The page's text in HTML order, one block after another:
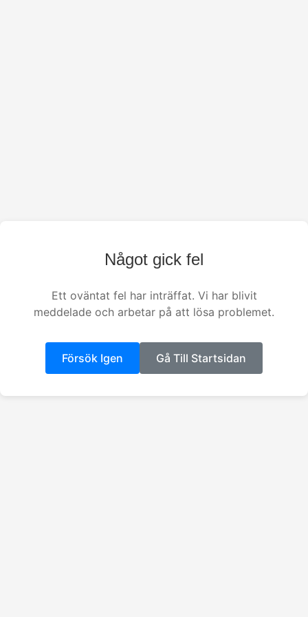
Något gick fel
Ett oväntat fel har inträffat. Vi har blivit
meddelade och arbetar på att lösa problemet.
Försök Igen Gå Till Startsidan